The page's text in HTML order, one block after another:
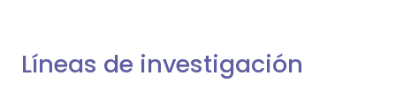
Líneas de investigación